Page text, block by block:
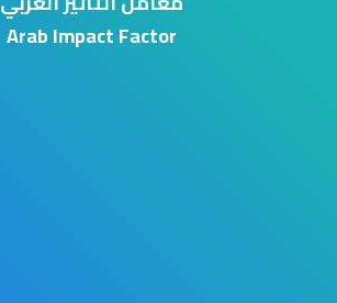
Arab Impact Factor